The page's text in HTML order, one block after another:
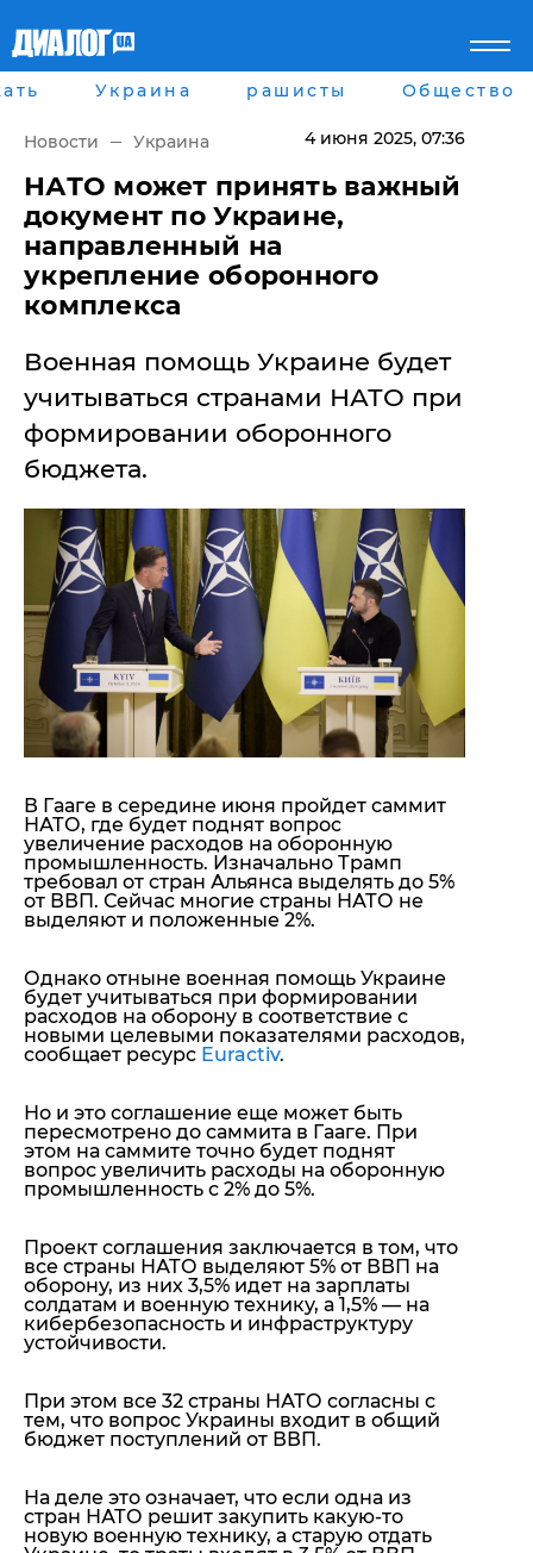
Главная
рассея
Мир
Беларусь
Военное обозрение
Наука и Техника
Экономика
Мнение
Пресса
Шоу-биз
Здоровье
Украина
Спорт
Культура
Города
Харьков
Днепр
Одесса
Крыму
"ДНР"
"ЛНР"
Оккупация Крыма
Новости Крыма
Донбасс
Армия Украины
Здоровье
Помощь проекту
Стиль Диалога
Шоу-биз
Культура
Общество
Пресс-релизы
Пресс-релизы
Авторское
Мнение
Блоги
Украина рашисты Общество
Новости Украина 4 июня 2025, 07:36
​НАТО может принять важный
документ по Украине,
направленный на
укрепление оборонного
комплекса
Военная помощь Украине будет
учитываться странами НАТО при
формировании оборонного
бюджета.
В Гааге в середине июня пройдет саммит
НАТО, где будет поднят вопрос
увеличение расходов на оборонную
промышленность. Изначально Трамп
требовал от стран Альянса выделять до 5%
от ВВП. Сейчас многие страны НАТО не
выделяют и положенные 2%.
Однако отныне военная помощь Украине
будет учитываться при формировании
расходов на оборону в соответствие с
новыми целевыми показателями расходов,
сообщает ресурс Euractiv.
Но и это соглашение еще может быть
пересмотрено до саммита в Гааге. При
этом на саммите точно будет поднят
вопрос увеличить расходы на оборонную
промышленность с 2% до 5%.
Проект соглашения заключается в том, что
все страны НАТО выделяют 5% от ВВП на
оборону, из них 3,5% идет на зарплаты
солдатам и военную технику, а 1,5% — на
кибербезопасность и инфраструктуру
устойчивости.
При этом все 32 страны НАТО согласны с
тем, что вопрос Украины входит в общий
бюджет поступлений от ВВП.
На деле это означает, что если одна из
стран НАТО решит закупить какую-то
новую военную технику, а старую отдать